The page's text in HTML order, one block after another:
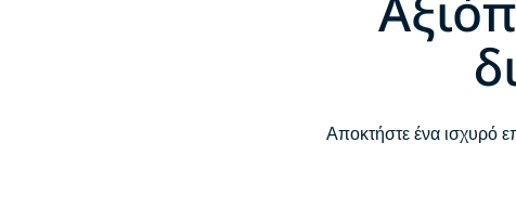
Αποκτήστε ένα ισχυρό